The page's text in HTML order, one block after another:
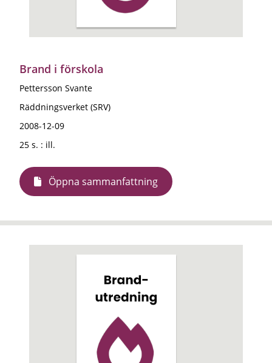
Brand i förskola
Pettersson Svante
Räddningsverket (SRV)
2008-12-09
25 s. : ill.
Öppna sammanfattning